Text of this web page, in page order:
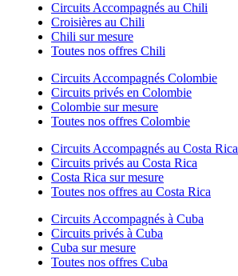
Circuits Accompagnés au Chili
Croisières au Chili
Chili sur mesure
Toutes nos offres Chili
Circuits Accompagnés Colombie
Circuits privés en Colombie
Colombie sur mesure
Toutes nos offres Colombie
Circuits Accompagnés au Costa Rica
Circuits privés au Costa Rica
Costa Rica sur mesure
Toutes nos offres au Costa Rica
Circuits Accompagnés à Cuba
Circuits privés à Cuba
Cuba sur mesure
Toutes nos offres Cuba